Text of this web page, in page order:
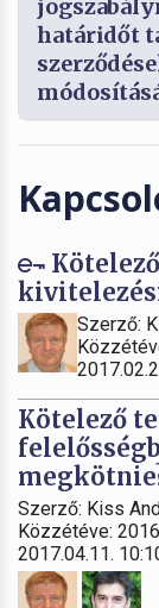
határidőt
Szerző:
Kötelező
Szerző: Kiss
Közzétéve:
2017.04.11.